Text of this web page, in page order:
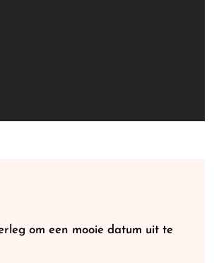
om een mooie datum uit te